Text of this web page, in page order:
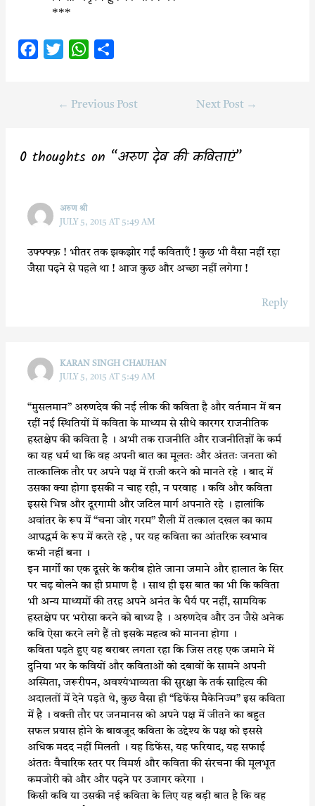
***
t
W
t
r
← Previous Post Next Post →
0 thoughts on “अरुण देव की कविताएं”
अरुण श्री
JULY 5, 2015 AT 5:49 AM
उफ्फ्फ्फ़ ! भीतर तक झकझोर गईं कविताएँ ! कुछ भी वैसा नहीं रहा
जैसा पढ़ने से पहले था ! आज कुछ और अच्छा नहीं लगेगा !
Reply
KARAN SINGH CHAUHAN
JULY 5, 2015 AT 5:49 AM
“मुसलमान” अरुणदेव की नई लीक की कविता है और वर्तमान में बन
रहीं नई स्थितियों में कविता के माध्यम से सीधे कारगर राजनीतिक
हस्तक्षेप की कविता है । अभी तक राजनीति और राजनीतिज्ञों के कर्म
का यह धर्म था कि वह अपनी बात का मूलतः और अंततः जनता को
तात्कालिक तौर पर अपने पक्ष में राजी करने को मानते रहे । बाद में
उसका क्या होगा इसकी न चाह रही, न परवाह । कवि और कविता
इससे भिन्न और दूरगामी और जटिल मार्ग अपनाते रहे । हालांकि
अवांतर के रूप में “चना जोर गरम” शैली में तत्काल दखल का काम
आपद्धर्म के रूप में करते रहे , पर यह कविता का आंतरिक स्वभाव
कभी नहीं बना ।
इन मार्गों का एक दूसरे के करीब होते जाना जमाने और हालात के सिर
पर चढ़ बोलने का ही प्रमाण है । साथ ही इस बात का भी कि कविता
भी अन्य माध्यमों की तरह अपने अनंत के धैर्य पर नहीं, सामयिक
हस्तक्षेप पर भरोसा करने को बाध्य है । अरुणदेव और उन जैसे अनेक
कवि ऐसा करने लगे हैं तो इसके महत्व को मानना होगा ।
कविता पढ़ते हुए यह बराबर लगता रहा कि जिस तरह एक जमाने में
दुनिया भर के कवियों और कविताओं को दबावों के सामने अपनी
अस्मिता, जरूरीपन, अवश्यंभाव्यता की सुरक्षा के तर्क साहित्य की
अदालतों में देने पड़ते थे, कुछ वैसा ही “डिफेंस मैकेनिज्म” इस कविता
में है । वक्ती तौर पर जनमानस को अपने पक्ष में जीतने का बहुत
सफल प्रयास होने के बावजूद कविता के उद्देश्य के पक्ष को इससे
अधिक मदद नहीं मिलती । यह डिफेंस, यह फरियाद, यह सफाई
अंततः वैचारिक स्तर पर विमर्श और कविता की संरचना की मूलभूत
कमजोरी को और और पढ़ने पर उजागर करेगा ।
किसी कवि या उसकी नई कविता के लिए यह बड़ी बात है कि वह